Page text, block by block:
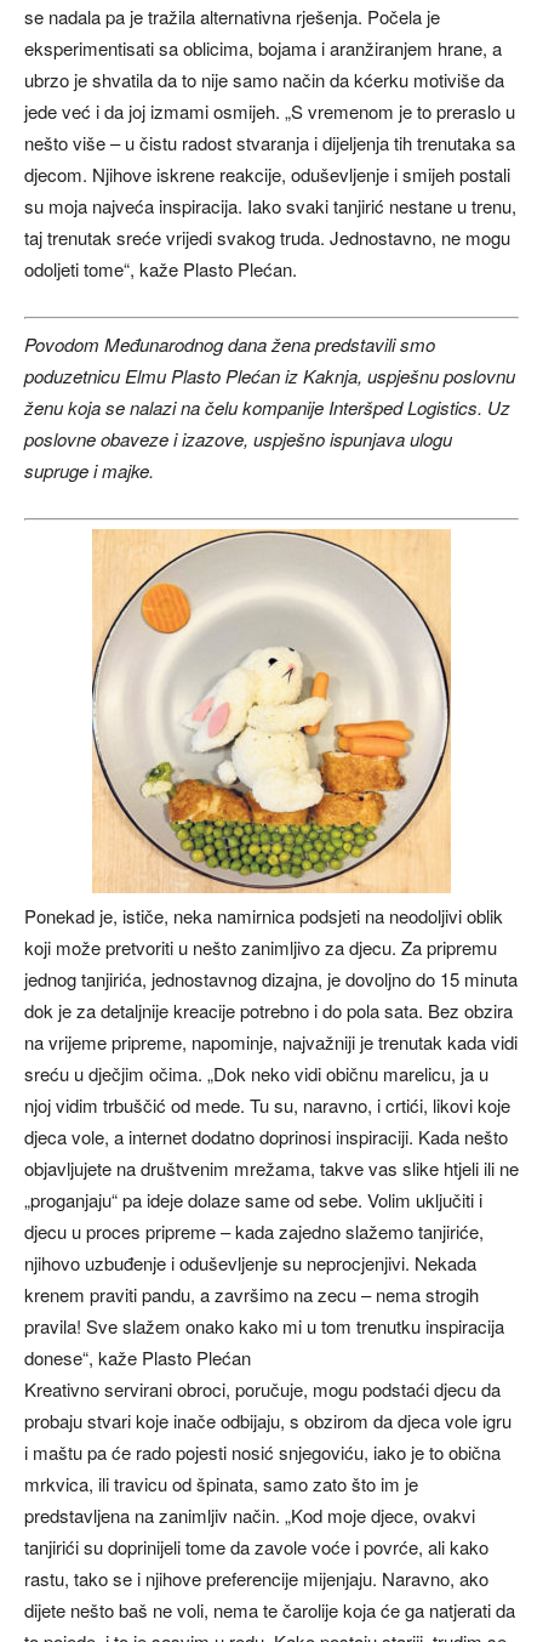
se nadala pa je tražila alternativna rješenja. Počela je
eksperimentisati sa oblicima, bojama i aranžiranjem hrane, a
ubrzo je shvatila da to nije samo način da kćerku motiviše da
jede već i da joj izmami osmijeh. „S vremenom je to preraslo u
nešto više – u čistu radost stvaranja i dijeljenja tih trenutaka sa
djecom. Njihove iskrene reakcije, oduševljenje i smijeh postali
su moja najveća inspiracija. Iako svaki tanjirić nestane u trenu,
taj trenutak sreće vrijedi svakog truda. Jednostavno, ne mogu
odoljeti tome“, kaže Plasto Plećan.
Povodom Međunarodnog dana žena predstavili smo
poduzetnicu Elmu Plasto Plećan iz Kaknja, uspješnu poslovnu
ženu koja se nalazi na čelu kompanije Interšped Logistics. Uz
poslovne obaveze i izazove, uspješno ispunjava ulogu
supruge i majke.
Ponekad je, ističe, neka namirnica podsjeti na neodoljivi oblik
koji može pretvoriti u nešto zanimljivo za djecu. Za pripremu
jednog tanjirića, jednostavnog dizajna, je dovoljno do 15 minuta
dok je za detaljnije kreacije potrebno i do pola sata. Bez obzira
na vrijeme pripreme, napominje, najvažniji je trenutak kada vidi
sreću u dječjim očima. „Dok neko vidi običnu marelicu, ja u
njoj vidim trbuščić od mede. Tu su, naravno, i crtići, likovi koje
djeca vole, a internet dodatno doprinosi inspiraciji. Kada nešto
objavljujete na društvenim mrežama, takve vas slike htjeli ili ne
„proganjaju“ pa ideje dolaze same od sebe. Volim uključiti i
djecu u proces pripreme – kada zajedno slažemo tanjiriće,
njihovo uzbuđenje i oduševljenje su neprocjenjivi. Nekada
krenem praviti pandu, a završimo na zecu – nema strogih
pravila! Sve slažem onako kako mi u tom trenutku inspiracija
donese“, kaže Plasto Plećan
Kreativno servirani obroci, poručuje, mogu podstaći djecu da
probaju stvari koje inače odbijaju, s obzirom da djeca vole igru
i maštu pa će rado pojesti nosić snjegoviću, iako je to obična
mrkvica, ili travicu od špinata, samo zato što im je
predstavljena na zanimljiv način. „Kod moje djece, ovakvi
tanjirići su doprinijeli tome da zavole voće i povrće, ali kako
rastu, tako se i njihove preferencije mijenjaju. Naravno, ako
dijete nešto baš ne voli, nema te čarolije koja će ga natjerati da